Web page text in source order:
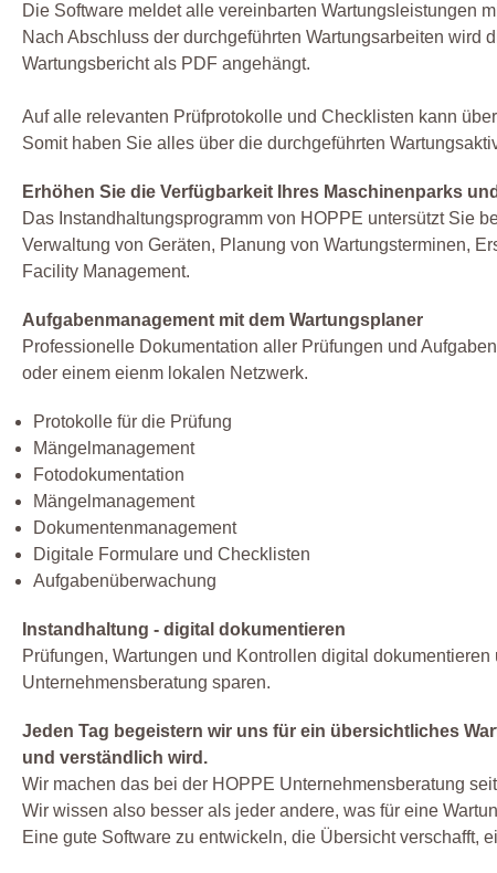
Die Software meldet alle vereinbarten Wartungsleistungen
Nach Abschluss der durchgeführten Wartungsarbeiten
Wartungsbericht als PDF angehängt.
Auf alle relevanten Prüfprotokolle und Checklisten kann
Somit haben Sie alles über die durchgeführten
Erhöhen Sie die Verfügbarkeit Ihres Maschinenparks
Das Instandhaltungsprogramm von HOPPE untersützt Sie
Verwaltung von Geräten, Planung von Wartungsterminen,
Facility Management.
Aufgabenmanagement mit dem Wartungsplaner
Professionelle Dokumentation aller Prüfungen und
oder einem eienm lokalen Netzwerk.
Protokolle für die Prüfung
Mängelmanagement
Fotodokumentation
Mängelmanagement
Dokumentenmanagement
Digitale Formulare und Checklisten
Aufgabenüberwachung
Instandhaltung - digital dokumentieren
Prüfungen, Wartungen und Kontrollen digital
Unternehmensberatung sparen.
Jeden Tag begeistern wir uns für ein übersichtliches
und verständlich wird.
Wir machen das bei der HOPPE Unternehmensberatung
Wir wissen also besser als jeder andere, was für eine
Eine gute Software zu entwickeln, die Übersicht verschafft,